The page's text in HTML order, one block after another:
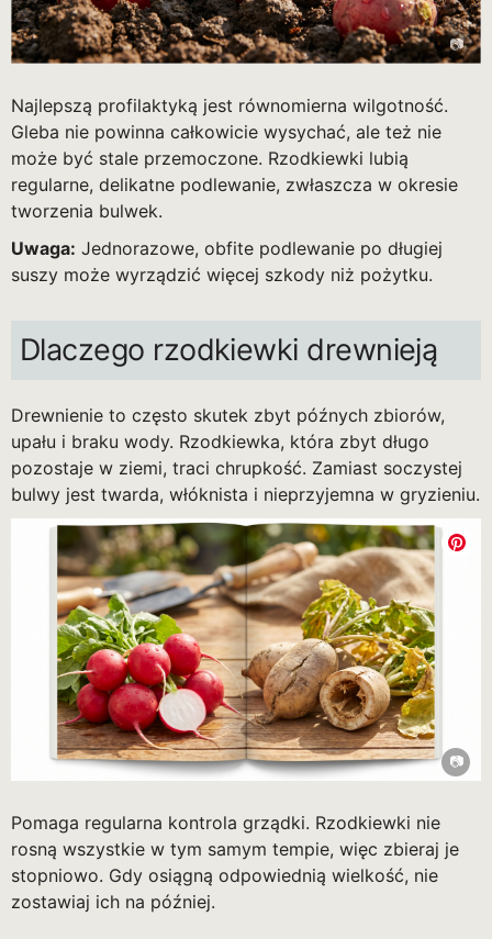
Najlepszą profilaktyką jest równomierna wilgotność.
Gleba nie powinna całkowicie wysychać, ale też nie
może być stale przemoczone. Rzodkiewki lubią
regularne, delikatne podlewanie, zwłaszcza w okresie
tworzenia bulwek.
Uwaga: Jednorazowe, obfite podlewanie po długiej
suszy może wyrządzić więcej szkody niż pożytku.
Dlaczego rzodkiewki drewnieją
Drewnienie to często skutek zbyt późnych zbiorów,
upału i braku wody. Rzodkiewka, która zbyt długo
pozostaje w ziemi, traci chrupkość. Zamiast soczystej
bulwy jest twarda, włóknista i nieprzyjemna w gryzieniu.
Pomaga regularna kontrola grządki. Rzodkiewki nie
rosną wszystkie w tym samym tempie, więc zbieraj je
stopniowo. Gdy osiągną odpowiednią wielkość, nie
zostawiaj ich na później.